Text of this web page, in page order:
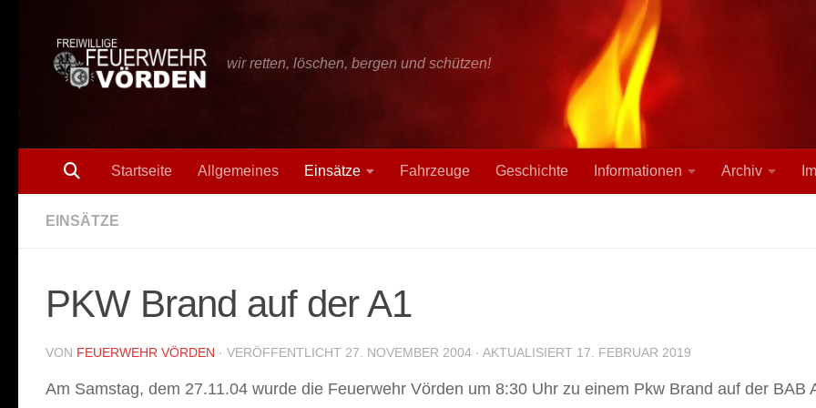
wir retten, löschen, bergen und schützen!
Startseite Allgemeines Einsätze Fahrzeuge Geschichte Informationen Archiv
EINSÄTZE
PKW Brand auf der A1
VON FEUERWEHR VÖRDEN · VERÖFFENTLICHT 27. NOVEMBER 2004 · AKTUALISIERT 17. FEBRUAR 2019
Am Samstag, dem 27.11.04 wurde die Feuerwehr Vörden um 8:30 Uhr zu einem Pkw Brand auf der BAB